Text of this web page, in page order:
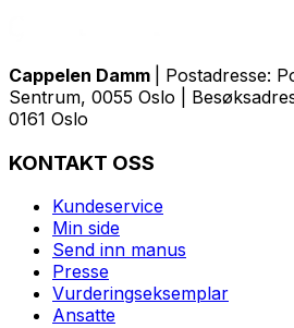
Cappelen Damm
| Postadresse:
Sentrum, 0055 Oslo |
0161 Oslo
KONTAKT OSS
Kundeservice
Min side
Send inn manus
Presse
Vurderingseksemplar
Ansatte